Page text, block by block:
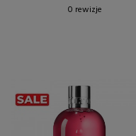
0 rewizje